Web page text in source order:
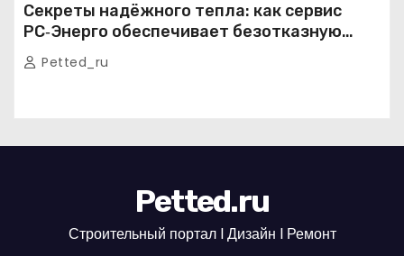
Секреты надёжного тепла: как сервис
РС‑Энерго обеспечивает безотказную
работу котельных в Москве и Подмосковье
Petted_ru
Petted.ru
Строительный портал l Дизайн l Ремонт